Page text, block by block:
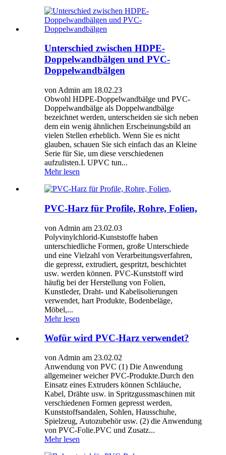
Unterschied zwischen HDPE-
Doppelwandbälgen und PVC-
Doppelwandbälgen
von Admin am 18.02.23
Obwohl HDPE-Doppelwandbälge und PVC-
Doppelwandbälge als Doppelwandbälge
bezeichnet werden, unterscheiden sie sich neben
dem ein wenig ähnlichen Erscheinungsbild an
vielen Stellen erheblich. Wenn Sie es nicht
glauben, schauen Sie sich einfach das an Kleine
Serie für Sie, um diese verschiedenen
aufzulisten.I. UPVC tun...
Mehr lesen
PVC-Harz für Profile, Rohre, Folien,
von Admin am 23.02.03
Polyvinylchlorid-Kunststoffe haben
unterschiedliche Formen, große Unterschiede
und eine Vielzahl von Verarbeitungsverfahren,
die gepresst, extrudiert, gespritzt, beschichtet
usw. werden können. PVC-Kunststoff wird
häufig bei der Herstellung von Folien,
Kunstleder, Draht- und Kabelisolierungen
verwendet, hart Produkte, Bodenbeläge,
Möbel,...
Mehr lesen
Wofür wird PVC-Harz verwendet?
von Admin am 23.02.02
Anwendung von PVC (1) Die Anwendung
allgemeiner weicher PVC-Produkte.Durch den
Einsatz eines Extruders können Schläuche,
Kabel, Drähte usw. in Spritzgussmaschinen mit
verschiedenen Formen gepresst werden,
Kunststoffsandalen, Sohlen, Hausschuhe,
Spielzeug, Autozubehör usw. (2) die Anwendung
von PVC-Folie.PVC und Zusatz...
Mehr lesen